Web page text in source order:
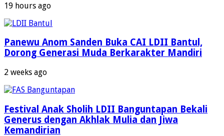
19 hours ago
Panewu Anom Sanden Buka CAI LDII Bantul,
Dorong Generasi Muda Berkarakter Mandiri
2 weeks ago
Festival Anak Sholih LDII Banguntapan Bekali
Generus dengan Akhlak Mulia dan Jiwa
Kemandirian